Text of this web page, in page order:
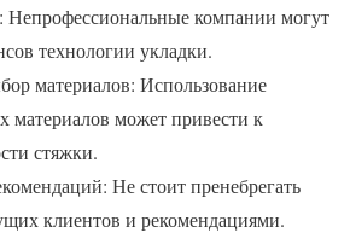
Непрофессиональные компании могут
технологии укладки.
материалов: Использование
материалов может привести к
стяжки.
Не стоит пренебрегать
клиентов и рекомендациями.